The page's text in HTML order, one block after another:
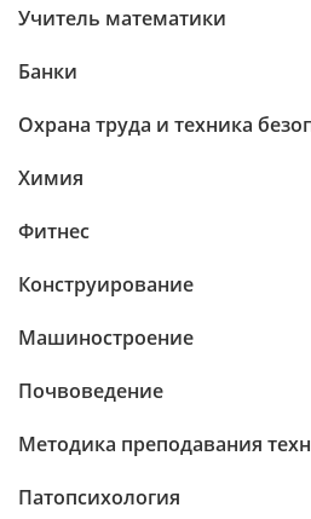
Учитель математики
Банки
Охрана труда и техника
Химия
Фитнес
Конструирование
Машиностроение
Почвоведение
Методика преподавания
Патопсихология